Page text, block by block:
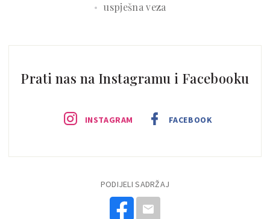
uspješna veza
Prati nas na Instagramu i Facebooku
INSTAGRAM FACEBOOK
PODIJELI SADRŽAJ